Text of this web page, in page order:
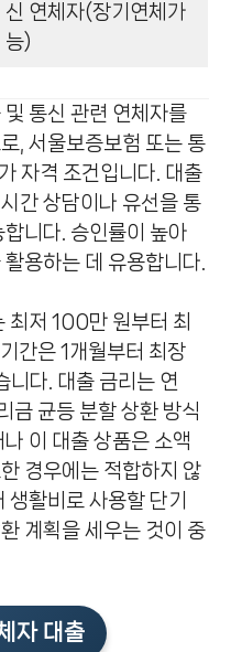
신 연체자(장기연체가
능)
통신 관련 연체자를
, 서울보증보험 또는 통
자격 조건입니다. 대출
간 상담이나 유선을 통
니다. 승인률이 높아
용하는 데 유용합니다.
최저 100만 원부터 최
간은 1개월부터 최장
다. 대출 금리는 연
금 균등 분할 상환 방식
이 대출 상품은 소액
경우에는 적합하지 않
활비로 사용할 단기
계획을 세우는 것이 중
자 대출